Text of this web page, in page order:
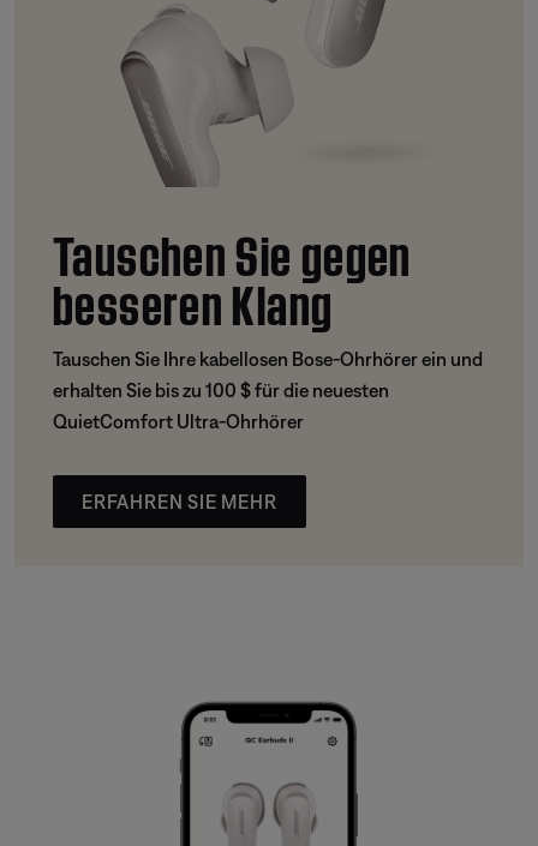
Tauschen Sie gegen
besseren Klang
Tauschen Sie Ihre kabellosen Bose-Ohrhörer ein und
erhalten Sie bis zu 100 $ für die neuesten
QuietComfort Ultra-Ohrhörer
ERFAHREN SIE MEHR